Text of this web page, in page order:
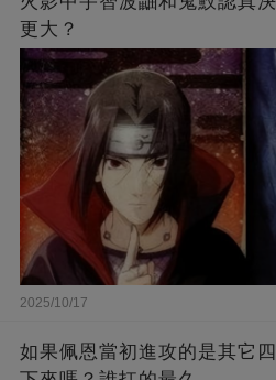
更大？
2025/10/17
如果佩恩當初進攻的是其它